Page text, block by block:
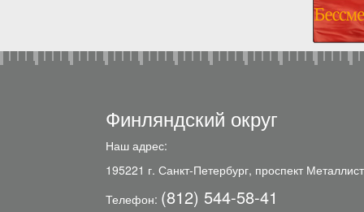
Финляндский округ
Наш адрес:
195221 г. Санкт-Петербург, проспект
Телефон: (812) 544-58-41